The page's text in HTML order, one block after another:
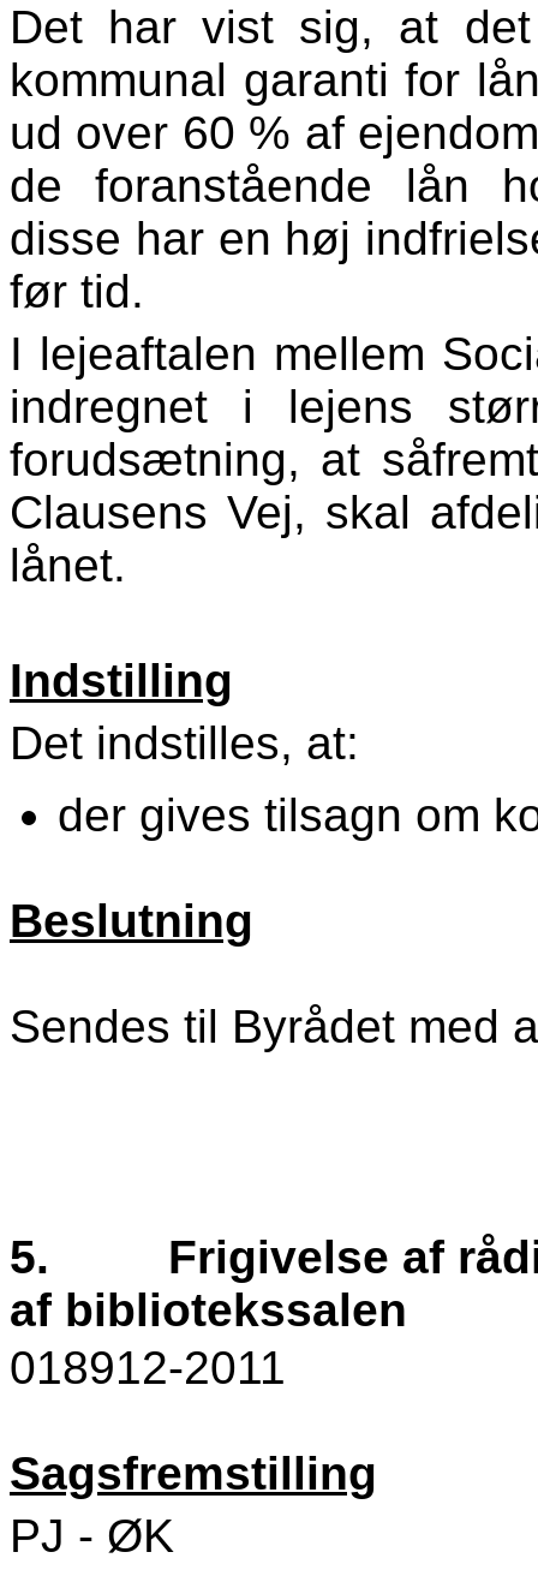
Det har vist sig, at
kommunal garanti for
ud over 60 % af
de foranstående lån
disse har en høj
før tid.
I lejeaftalen mellem
indregnet i lejens
forudsætning, at
Clausens Vej, skal
lånet.
Indstilling
Det indstilles, at:
der gives tilsagn om
Beslutning
Sendes til Byrådet med
5.
Frigivelse af
af bibliotekssalen
018912-2011
Sagsfremstilling
PJ - ØK